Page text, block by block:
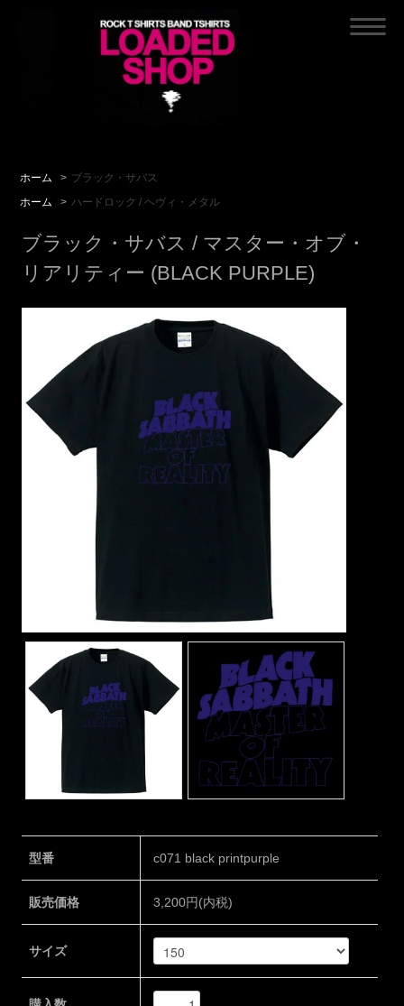
ホーム > ブラック・サバス
ホーム
> ハードロック / ヘヴィ・メタル
ブラック・サバス / マスター・オブ・
リアリティー (BLACK PURPLE)
型番 c071 black printpurple
販売価格 3,200円(内税)
サイズ